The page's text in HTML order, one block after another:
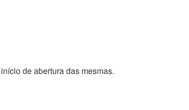
de abertura das mesmas.